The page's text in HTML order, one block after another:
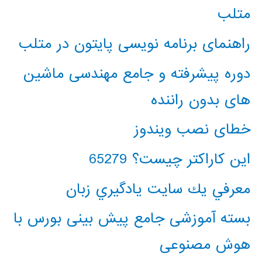
متلب
راهنمای برنامه نویسی پایتون در متلب
دوره پیشرفته و جامع مهندسی ماشین
های بدون راننده
خطای نصب ویندوز
این کاراکتر چیست؟ 65279
معرفي يك سايت يادگيري زبان
بسته آموزشی جامع پیش بینی بورس با
هوش مصنوعی